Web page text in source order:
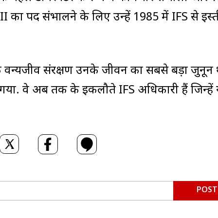
का पद संभालने के लिए उन्हें 1985 में IFS से
वन्यजीव संरक्षण उनके जीवन का सबसे बड़ा जुनून
वे अब तक के इकलौते IFS अधिकारी हैं जिन्हें
POST